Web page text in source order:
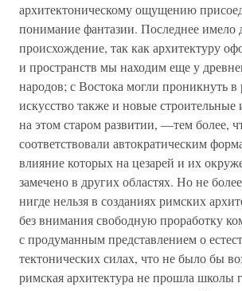
архитектоническому ощущению
понимание фантазии. Последнее имело
происхождение, так как архитектуру
и пространств мы находим еще у
народов; с Востока могли проникнуть в
искусство также и новые
на этом старом развитии, —тем более,
соответствовали автократическим
влияние которых на цезарей и их
замечено в других областях. Но не
нигде нельзя в созданиях римских
без внимания свободную проработку
с продуманным представлением о
тектонических силах, что не было бы
римская архитектура не прошла школы